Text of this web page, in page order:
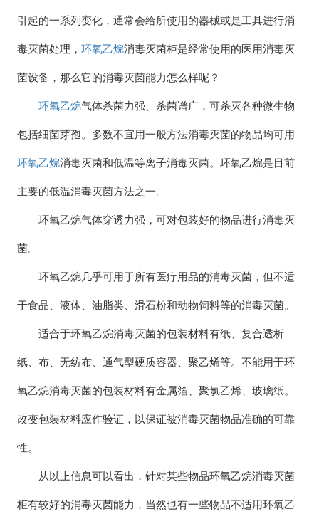
引起的一系列变化，通常会给所使用的器械或是工具进行消
毒灭菌处理，环氧乙烷消毒灭菌柜是经常使用的医用消毒灭
菌设备，那么它的消毒灭菌能力怎么样呢？
环氧乙烷气体杀菌力强、杀菌谱广，可杀灭各种微生物
包括细菌芽孢。多数不宜用一般方法消毒灭菌的物品均可用
环氧乙烷消毒灭菌和低温等离子消毒灭菌。环氧乙烷是目前
主要的低温消毒灭菌方法之一。
环氧乙烷气体穿透力强，可对包装好的物品进行消毒灭
菌。
环氧乙烷几乎可用于所有医疗用品的消毒灭菌，但不适
于食品、液体、油脂类、滑石粉和动物饲料等的消毒灭菌。
适合于环氧乙烷消毒灭菌的包装材料有纸、复合透析
纸、布、无纺布、通气型硬质容器、聚乙烯等。不能用于环
氧乙烷消毒灭菌的包装材料有金属箔、聚氯乙烯、玻璃纸。
改变包装材料应作验证，以保证被消毒灭菌物品准确的可靠
性。
从以上信息可以看出，针对某些物品环氧乙烷消毒灭菌
柜有较好的消毒灭菌能力，当然也有一些物品不适用环氧乙